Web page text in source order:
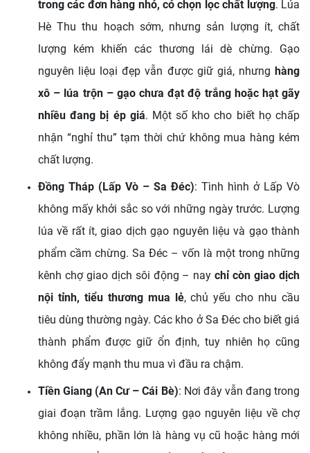
trong các đơn hàng nhỏ, có chọn lọc chất lượng. Lúa
Hè Thu thu hoạch sớm, nhưng sản lượng ít, chất
lượng kém khiến các thương lái dè chừng. Gạo
nguyên liệu loại đẹp vẫn được giữ giá, nhưng hàng
xô – lúa trộn – gạo chưa đạt độ trắng hoặc hạt gãy
nhiều đang bị ép giá. Một số kho cho biết họ chấp
nhận “nghỉ thu” tạm thời chứ không mua hàng kém
chất lượng.
Đồng Tháp (Lấp Vò – Sa Đéc): Tình hình ở Lấp Vò
không mấy khởi sắc so với những ngày trước. Lượng
lúa về rất ít, giao dịch gạo nguyên liệu và gạo thành
phẩm cầm chừng. Sa Đéc – vốn là một trong những
kênh chợ giao dịch sôi động – naychỉ còn giao dịch
nội tỉnh, tiểu thương mua lẻ, chủ yếu cho nhu cầu
tiêu dùng thường ngày. Các kho ở Sa Đéc cho biết giá
thành phẩm được giữ ổn định, tuy nhiên họ cũng
không đẩy mạnh thu mua vì đầu ra chậm.
Tiền Giang (An Cư – Cái Bè): Nơi đây vẫn đang trong
giai đoạn trầm lắng. Lượng gạo nguyên liệu về chợ
không nhiều, phần lớn là hàng vụ cũ hoặc hàng mới